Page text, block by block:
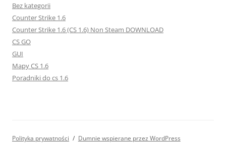
Bez kategorii
Counter Strike 1.6
Counter Strike 1.6 (CS 1.6) Non Steam DOWNLOAD
CS GO
GUI
Mapy CS 1.6
Poradniki do cs 1.6
Polityka prywatności Dumnie wspierane przez WordPress